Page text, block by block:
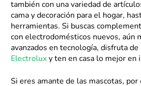
también con una variedad de
cama y decoración para el hogar,
herramientas. Si buscas
con electrodomésticos nuevos, aún
avanzados en tecnología, disfruta
Electrolux y ten en casa lo mejor en
Si eres amante de las mascotas,